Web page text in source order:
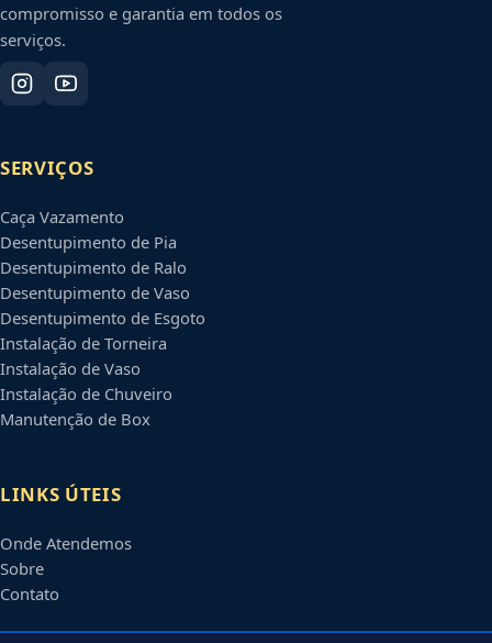
compromisso e garantia em todos os
serviços.
SERVIÇOS
Caça Vazamento
Desentupimento de Pia
Desentupimento de Ralo
Desentupimento de Vaso
Desentupimento de Esgoto
Instalação de Torneira
Instalação de Vaso
Instalação de Chuveiro
Manutenção de Box
LINKS ÚTEIS
Onde Atendemos
Sobre
Contato